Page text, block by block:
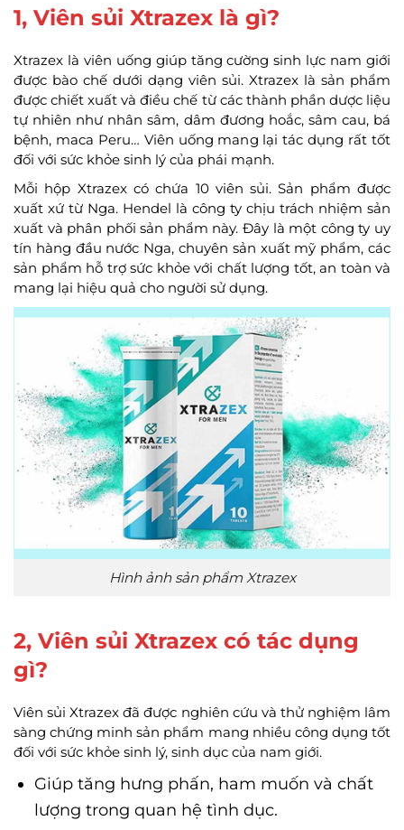
1, Viên sủi Xtrazex là gì?
Xtrazex là viên uống giúp tăng cường sinh lực nam giới
được bào chế dưới dạng viên sủi. Xtrazex là sản phẩm
được chiết xuất và điều chế từ các thành phần dược liệu
tự nhiên như nhân sâm, dâm đương hoắc, sâm cau, bá
bệnh, maca Peru… Viên uống mang lại tác dụng rất tốt
đối với sức khỏe sinh lý của phái mạnh.
Mỗi hộp Xtrazex có chứa 10 viên sủi. Sản phẩm được
xuất xứ từ Nga. Hendel là công ty chịu trách nhiệm sản
xuất và phân phối sản phẩm này. Đây là một công ty uy
tín hàng đầu nước Nga, chuyên sản xuất mỹ phẩm, các
sản phẩm hỗ trợ sức khỏe với chất lượng tốt, an toàn và
mang lại hiệu quả cho người sử dụng.
Hình ảnh sản phẩm Xtrazex
2, Viên sủi Xtrazex có tác dụng
gì?
Viên sủi Xtrazex đã được nghiên cứu và thử nghiệm lâm
sàng chứng minh sản phẩm mang nhiều công dụng tốt
đối với sức khỏe sinh lý, sinh dục của nam giới.
Giúp tăng hưng phấn, ham muốn và chất
lượng trong quan hệ tình dục.